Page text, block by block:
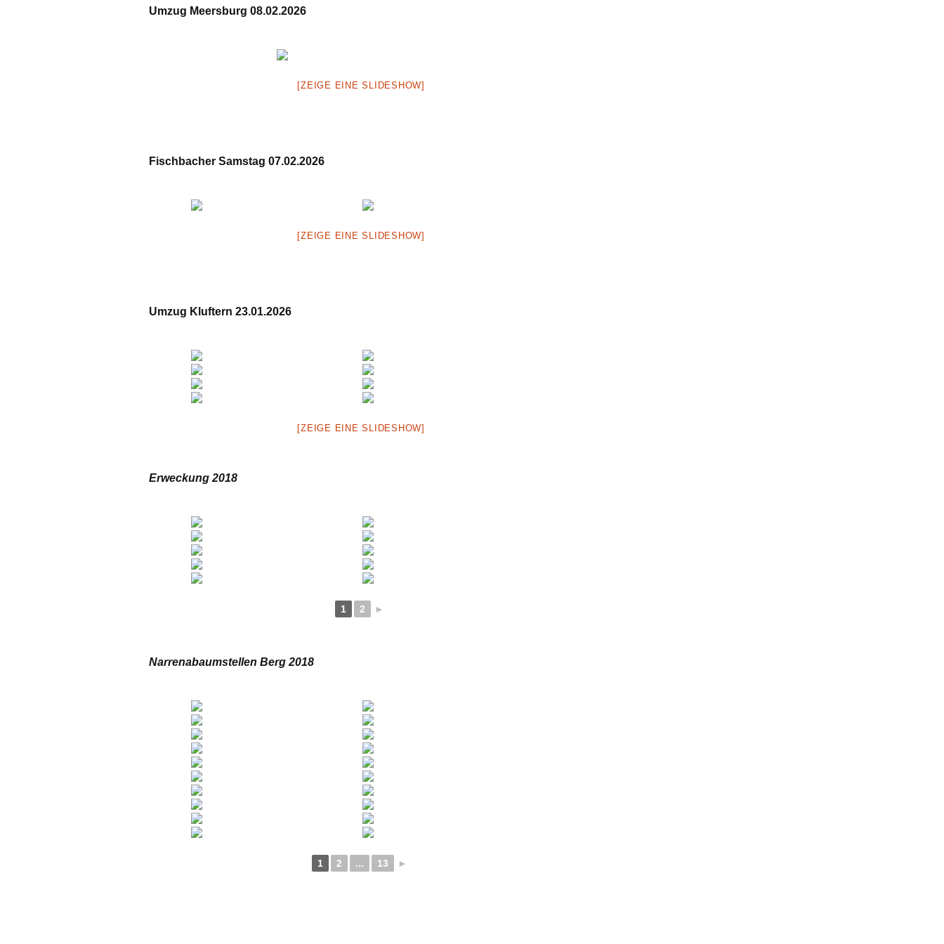
Datenschutzordnung
Umzug Meersburg 08.02.2026
[ZEIGE EINE SLIDESHOW]
Fischbacher Samstag 07.02.2026
[ZEIGE EINE SLIDESHOW]
Umzug Kluftern 23.01.2026
[ZEIGE EINE SLIDESHOW]
Erweckung 2018
1 2 ►
Narrenabaumstellen Berg 2018
1 2 ... 13 ►